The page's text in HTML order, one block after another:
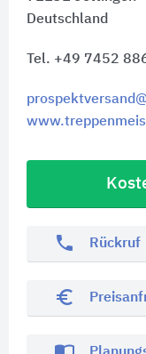
Deutschland
Tel. +49 7452
phone Rückruf
euro_symbol